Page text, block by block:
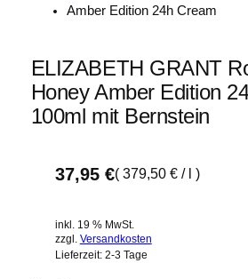
ELIZABETH GRANT
Honey Amber Edition
100ml mit Bernstein
37,95 €( 379,50 €/ )
inkl. 19 % MwSt.
zzgl. Versandkosten
Lieferzeit: 2-3 Tage